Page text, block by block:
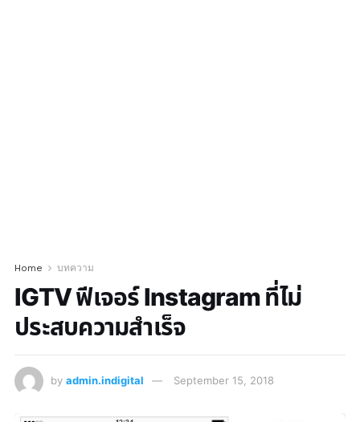
Home บทความ
IGTV ฟีเจอร์ Instagram ที่ไม่
ประสบความสำเร็จ
by admin.indigital September 15, 2018